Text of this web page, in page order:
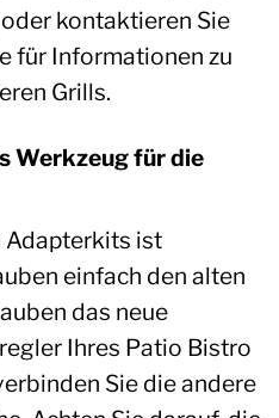
kontaktieren Sie
für Informationen zu
Grills.
Werkzeug für die
Adapterkits ist
einfach den alten
das neue
Ihres Patio Bistro
Sie die andere